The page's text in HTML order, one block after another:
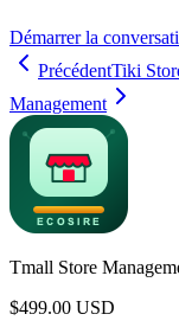
Démarrer la
PrécédentTiki
Management
Tmall Store
$499.00 USD